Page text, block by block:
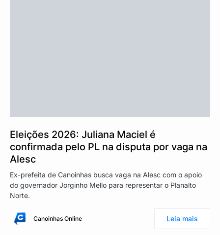
Eleições 2026: Juliana Maciel é
confirmada pelo PL na disputa por vaga na
Alesc
Ex-prefeita de Canoinhas busca vaga na Alesc com o apoio
do governador Jorginho Mello para representar o Planalto
Norte.
Canoinhas Online Leia mais